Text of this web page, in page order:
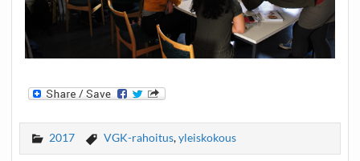
2017 VGK-rahoitus,yleiskokous